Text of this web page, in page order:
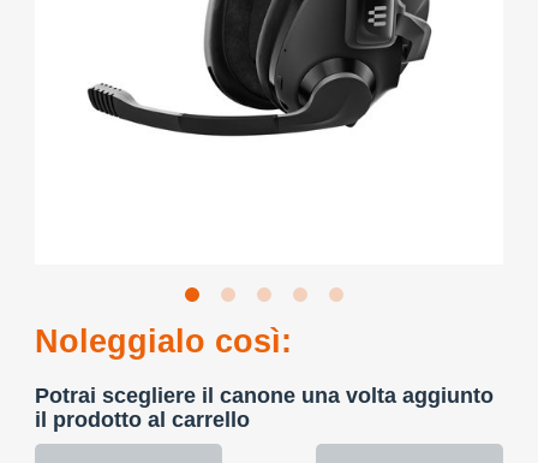
Noleggialo così:
Potrai scegliere il canone una volta aggiunto
il prodotto al carrello